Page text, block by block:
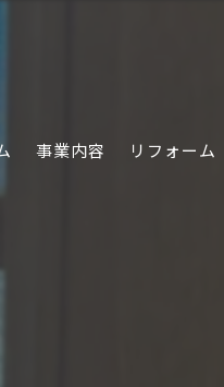
事業内容 リフォーム